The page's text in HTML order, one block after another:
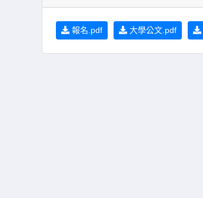
報名.pdf 大學公文.pdf